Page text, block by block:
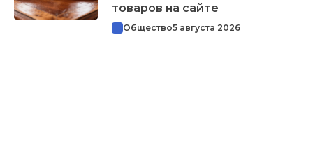
товаров на сайте
Общество5 августа 2026